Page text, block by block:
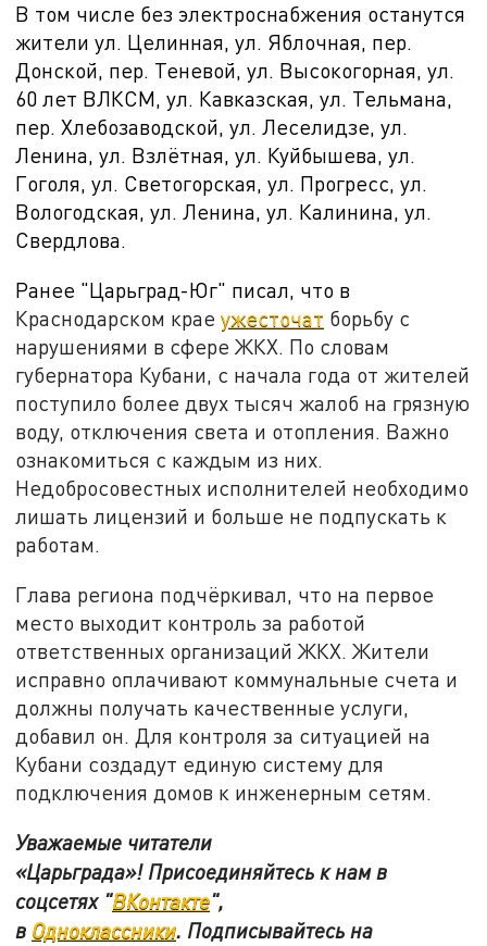
В том числе без электроснабжения останутся
жители ул. Целинная, ул. Яблочная, пер.
Донской, пер. Теневой, ул. Высокогорная, ул.
60 лет ВЛКСМ, ул. Кавказская, ул. Тельмана,
пер. Хлебозаводской, ул. Леселидзе, ул.
Ленина, ул. Взлётная, ул. Куйбышева, ул.
Гоголя, ул. Светогорская, ул. Прогресс, ул.
Вологодская, ул. Ленина, ул. Калинина, ул.
Свердлова.
Ранее "Царьград-Юг" писал, что в
Краснодарском краеужесточат борьбу с
нарушениями в сфере ЖКХ. По словам
губернатора Кубани, с начала года от жителей
поступило более двух тысяч жалоб на грязную
воду, отключения света и отопления. Важно
ознакомиться с каждым из них.
Недобросовестных исполнителей необходимо
лишать лицензий и больше не подпускать к
работам.
Глава региона подчёркивал, что на первое
место выходит контроль за работой
ответственных организаций ЖКХ. Жители
исправно оплачивают коммунальные счета и
должны получать качественные услуги,
добавил он. Для контроля за ситуацией на
Кубани создадут единую систему для
подключения домов к инженерным сетям.
Уважаемые читатели
«Царьграда»! Присоединяйтесь к нам в
соцсетях "ВКонтакте",
в Одноклассники. Подписывайтесь на